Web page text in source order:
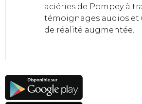
aciéries de Pompey à
témoignages audios et
de réalité augmentée.